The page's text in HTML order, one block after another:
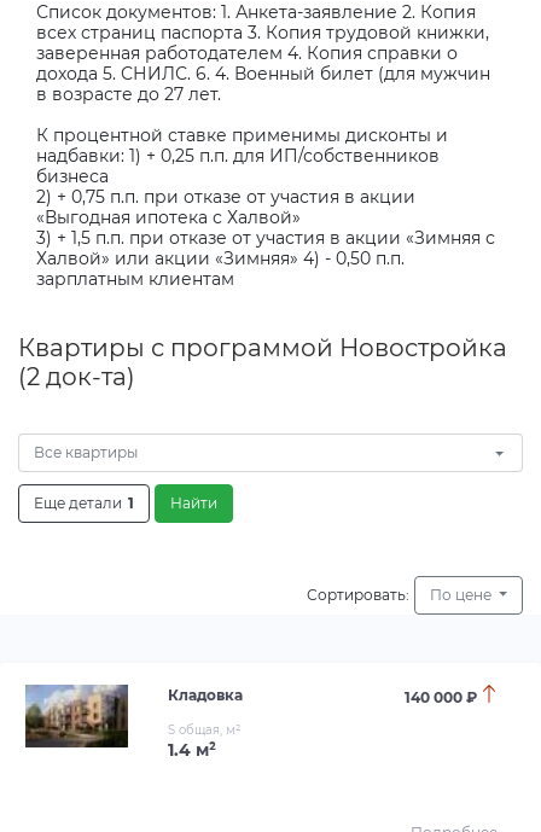
Список документов: 1. Анкета-заявление 2. Копия
всех страниц паспорта 3. Копия трудовой книжки,
заверенная работодателем 4. Копия справки о
дохода 5. СНИЛС. 6. 4. Военный билет (для мужчин
в возрасте до 27 лет.
К процентной ставке применимы дисконты и
надбавки: 1) + 0,25 п.п. для ИП/собственников
бизнеса
2) + 0,75 п.п. при отказе от участия в акции
«Выгодная ипотека с Халвой»
3) + 1,5 п.п. при отказе от участия в акции «Зимняя с
Халвой» или акции «Зимняя» 4) - 0,50 п.п.
зарплатным клиентам
Квартиры с программой Новостройка
(2 док-та)
Все квартиры
Еще детали 1 Найти
Сортировать: По цене
Кладовка 140 000 ₽
S общая, м²
1.4 м²